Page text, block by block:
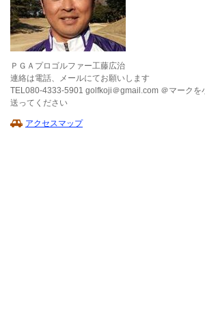
ＰＧＡプロゴルファー工藤広治
連絡は電話、メールにてお願いします
TEL080-4333-5901 golfkoji＠gmail.com ＠マークを
送ってください
アクセスマップ